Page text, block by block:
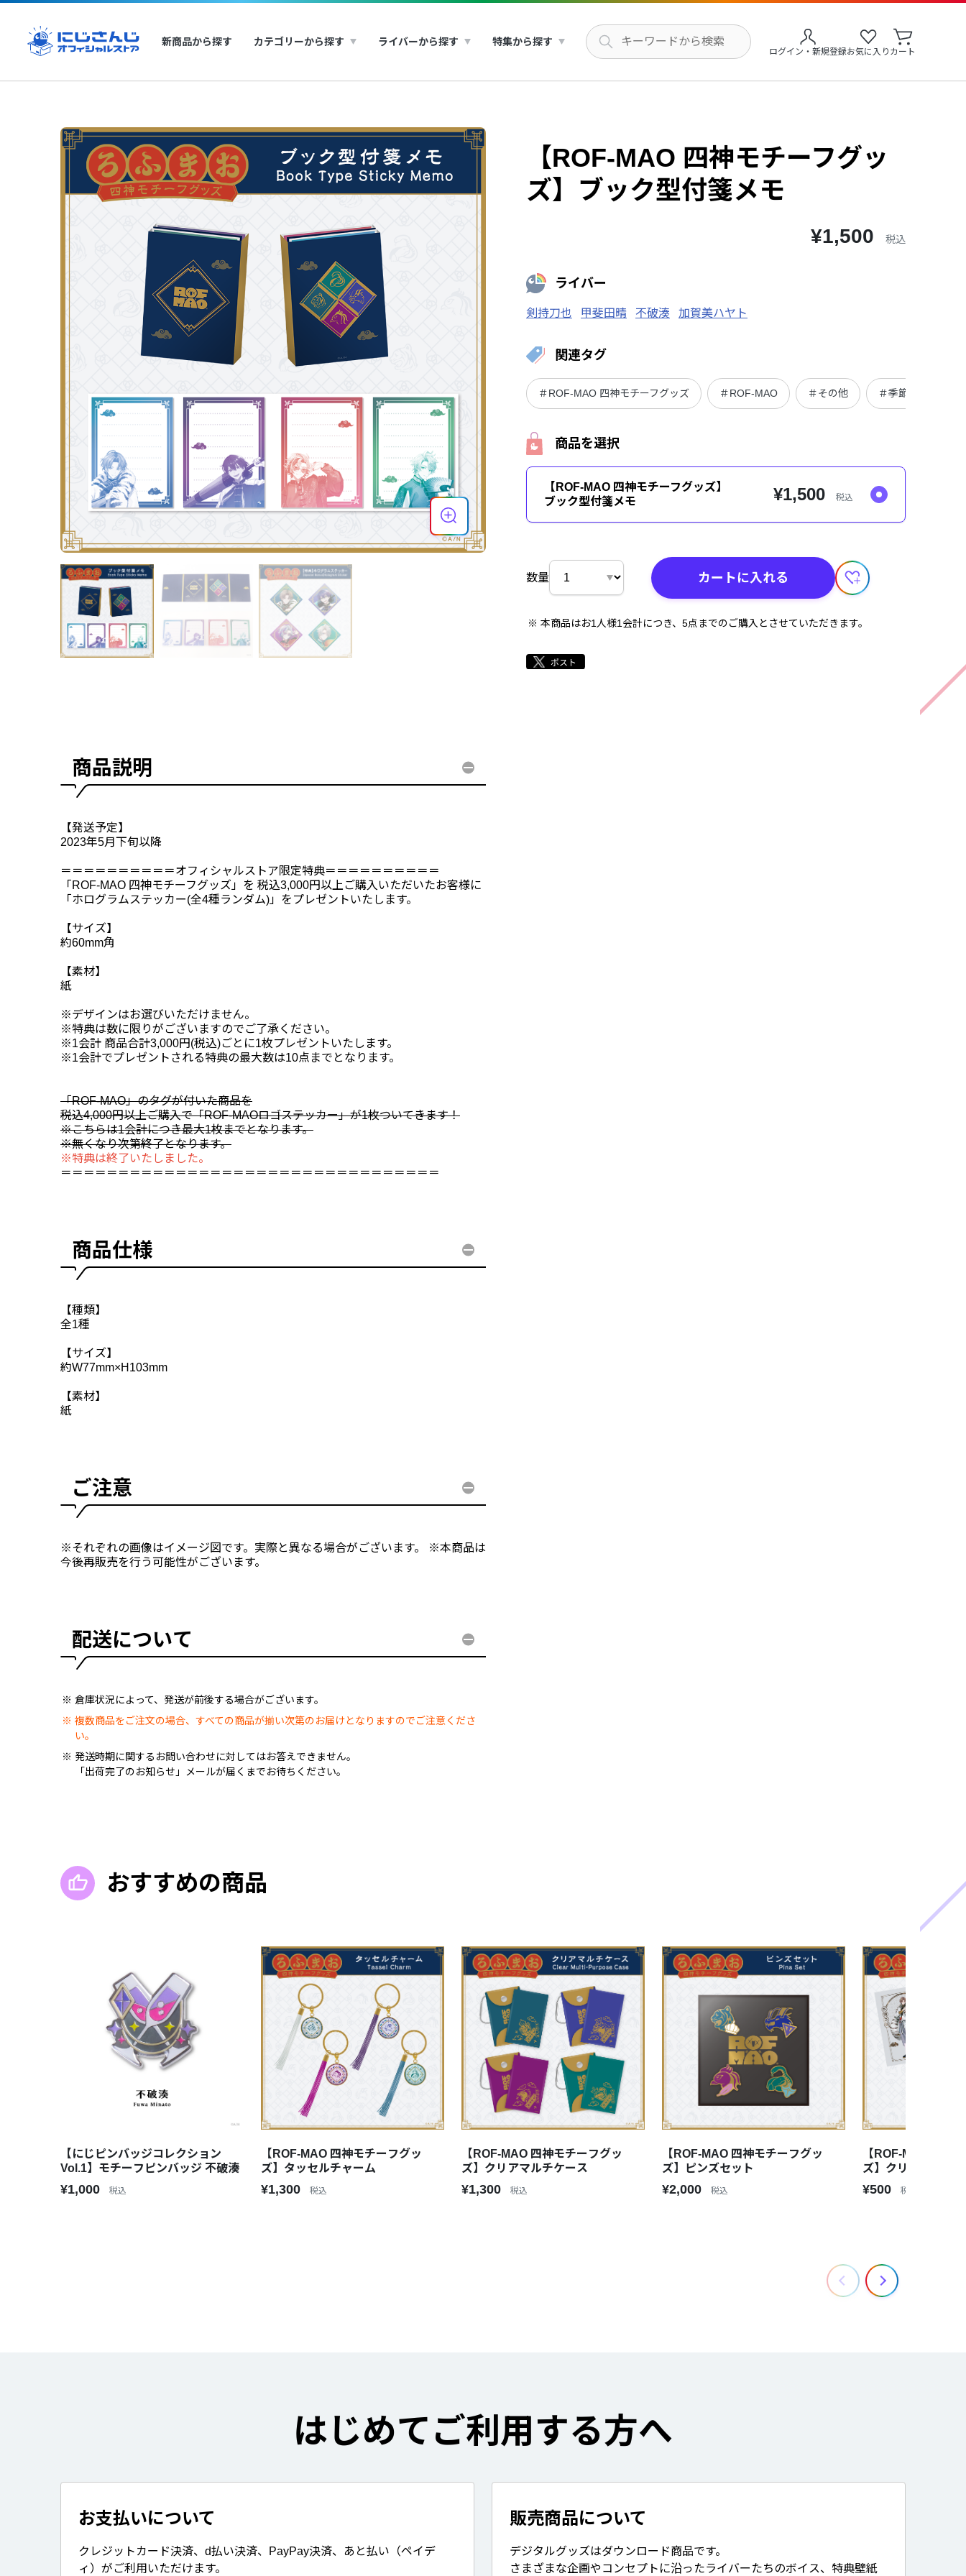
新商品から探す カテゴリーから探す ライバーから探す 特集から探す
ログイン・新規登録お気に入り カート
【ROF-MAO 四神モチーフグッ
ズ】ブック型付箋メモ
¥1,500 税込
ライバー
剣持刀也 甲斐田晴 不破湊 加賀美ハヤト
関連タグ
＃ROF-MAO 四神モチーフグッズ ＃ROF-MAO ＃その他 ＃季節グッズ
商品を選択
【ROF-MAO 四神モチーフグッズ】
ブック型付箋メモ
¥1,500 税込
数量 カートに入れる
本商品はお1人様1会計につき、5点までのご購入とさせていただきます。
商品説明
【発送予定】
2023年5月下旬以降
＝＝＝＝＝＝＝＝＝＝オフィシャルストア限定特典＝＝＝＝＝＝＝＝＝＝
「ROF-MAO 四神モチーフグッズ」を 税込3,000円以上ご購入いただいたお客様に
「ホログラムステッカー(全4種ランダム)」をプレゼントいたします。
【サイズ】
約60mm角
【素材】
紙
※デザインはお選びいただけません。
※特典は数に限りがございますのでご了承ください。
※1会計 商品合計3,000円(税込)ごとに1枚プレゼントいたします。
※1会計でプレゼントされる特典の最大数は10点までとなります。
「ROF-MAO」のタグが付いた商品を
税込4,000円以上ご購入で「ROF-MAOロゴステッカー」が1枚ついてきます！
※こちらは1会計につき最大1枚までとなります。
※無くなり次第終了となります。
※特典は終了いたしました。
＝＝＝＝＝＝＝＝＝＝＝＝＝＝＝＝＝＝＝＝＝＝＝＝＝＝＝＝＝＝＝＝＝
商品仕様
【種類】
全1種
【サイズ】
約W77mm×H103mm
【素材】
紙
ご注意
※それぞれの画像はイメージ図です。実際と異なる場合がございます。 ※本商品は
今後再販売を行う可能性がございます。
配送について
倉庫状況によって、発送が前後する場合がございます。
複数商品をご注文の場合、すべての商品が揃い次第のお届けとなりますのでご注意くださ
い。
発送時期に関するお問い合わせに対してはお答えできません。
「出荷完了のお知らせ」メールが届くまでお待ちください。
おすすめの商品
【にじピンバッジコレクション
Vol.1】モチーフピンバッジ 不破湊
¥1,000 税込
【ROF-MAO 四神モチーフグッ
ズ】タッセルチャーム
¥1,300 税込
【ROF-MAO 四神モチーフグッ
ズ】クリアマルチケース
¥1,300 税込
【ROF-MAO 四神モチーフグッ
ズ】ピンズセット
¥2,000 税込
【ROF-MAO 四神
ズ】クリアファイル
¥500 税込
はじめてご利用する方へ
お支払いについて
クレジットカード決済、d払い決済、PayPay決済、あと払い（ペイデ
ィ）がご利用いただけます。
販売商品について
デジタルグッズはダウンロード商品です。
さまざまな企画やコンセプトに沿ったライバーたちのボイス、特典壁紙